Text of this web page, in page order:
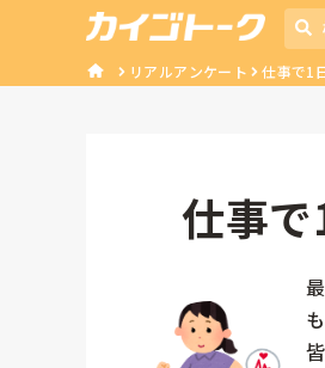
リアルアンケート 仕事で1
仕事